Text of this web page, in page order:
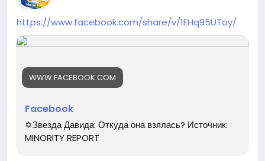
https://www.facebook.com/share/v/1EHq95UToy/
WWW.FACEBOOK.COM
Facebook
✡️Звезда Давида: Откуда она взялась? Источник:
MINORITY REPORT